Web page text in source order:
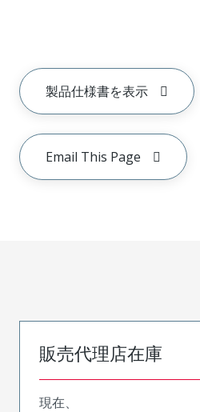
製品仕様書を表示
Email This Page
販売代理店在庫
現在、